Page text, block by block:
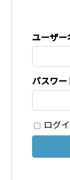
ユーザー
パスワー
ログ